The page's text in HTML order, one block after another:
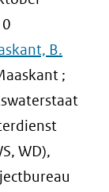
B.
;
WD),